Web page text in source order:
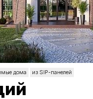
дома из SIP-панелей